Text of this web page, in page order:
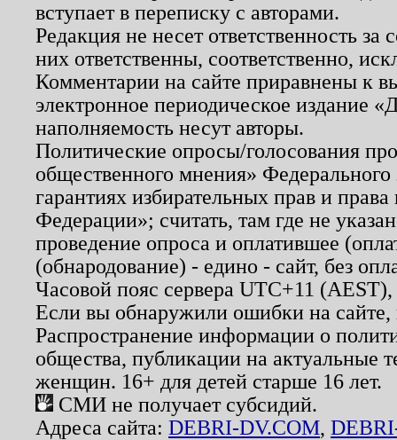
вступает в переписку с авторами.
Редакция не несет ответственность
них ответственны, соответственно,
Комментарии на сайте приравнены к
электронное периодическое издание
наполняемость несут авторы.
Политические опросы/голосования
общественного мнения»
гарантиях избирательных прав и
Федерации»; считать, там где не
проведение опроса и оплатившее
(обнародование) - едино - сайт, без
Часовой пояс сервера UTC+11
Если вы обнаружили ошибки на
Распространение информации о
общества, публикации на актуальные
женщин. 16+ для детей старше 16 лет.
СМИ не получает субсидий.
Адреса сайта: DEBRI-DV.COM,